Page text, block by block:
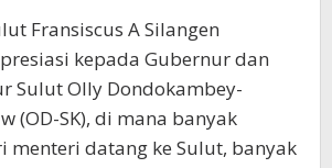
Fransiscus A Silangen
kepada Gubernur dan
Sulut Olly Dondokambey-
(OD-SK), di mana banyak
menteri datang ke Sulut, banyak